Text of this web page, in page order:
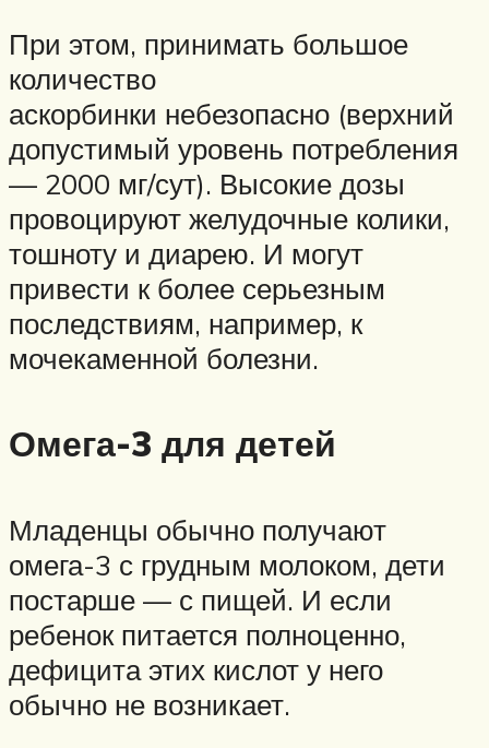
При этом, принимать большое
количество
аскорбинки небезопасно (верхний
допустимый уровень потребления
— 2000 мг/сут). Высокие дозы
провоцируют желудочные колики,
тошноту и диарею. И могут
привести к более серьезным
последствиям, например, к
мочекаменной болезни.
Омега-3 для детей
Младенцы обычно получают
омега-3 с грудным молоком, дети
постарше — с пищей. И если
ребенок питается полноценно,
дефицита этих кислот у него
обычно не возникает.